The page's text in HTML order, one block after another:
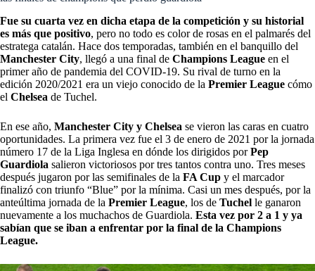
Fue su cuarta vez en dicha etapa de la competición y su historial
es más que positivo, pero no todo es color de rosas en el palmarés del
estratega catalán. Hace dos temporadas, también en el banquillo del
Manchester City, llegó a una final de Champions League en el
primer año de pandemia del COVID-19. Su rival de turno en la
edición 2020/2021 era un viejo conocido de la Premier League cómo
el Chelsea de Tuchel.
En ese año, Manchester City y Chelsea se vieron las caras en cuatro
oportunidades. La primera vez fue el 3 de enero de 2021 por la jornada
número 17 de la Liga Inglesa en dónde los dirigidos porPep
Guardiola salieron victoriosos por tres tantos contra uno. Tres meses
después jugaron por las semifinales de la FA Cup y el marcador
finalizó con triunfo “Blue” por la mínima. Casi un mes después, por la
anteúltima jornada de la Premier League, los de Tuchel le ganaron
nuevamente a los muchachos de Guardiola. Esta vez por 2 a 1 y ya
sabían que se iban a enfrentar por la final de la Champions
League.